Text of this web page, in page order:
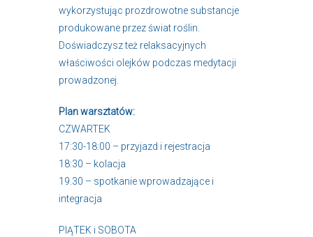
wykorzystując prozdrowotne substancje
produkowane przez świat roślin.
Doświadczysz też relaksacyjnych
właściwości olejków podczas medytacji
prowadzonej.
Plan warsztatów:
CZWARTEK
17:30-18:00 – przyjazd i rejestracja
18:30 – kolacja
19.30 – spotkanie wprowadzające i
integracja
PIĄTEK i SOBOTA